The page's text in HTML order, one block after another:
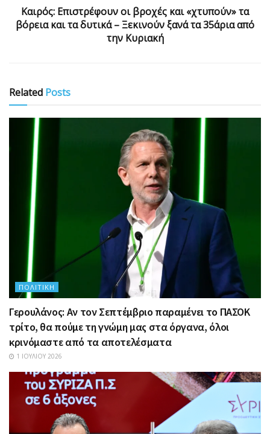
Καιρός: Επιστρέφουν οι βροχές και «χτυπούν» τα
βόρεια και τα δυτικά – Ξεκινούν ξανά τα 35άρια από
την Κυριακή
Related Posts
ΠΟΛΙΤΙΚΉ
Γερουλάνος: Αν τον Σεπτέμβριο παραμένει το ΠΑΣΟΚ
τρίτο, θα πούμε τη γνώμη μας στα όργανα, όλοι
κρινόμαστε από τα αποτελέσματα
1 ΙΟΥΛΊΟΥ 2026